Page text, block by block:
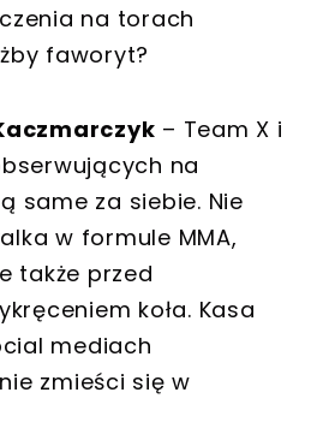
na torach
faworyt?
– Team X i
na
same za siebie. Nie
w formule MMA,
także przed
koła. Kasa
mediach
zmieści się w